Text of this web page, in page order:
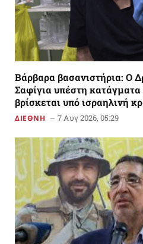
Βάρβαρα βασανιστήρια: Ο
Σαφίγια υπέστη
βρίσκεται υπό ισραηλινή
ΔΙΕΘΝΗ 7 Αυγ 2026, 05:29